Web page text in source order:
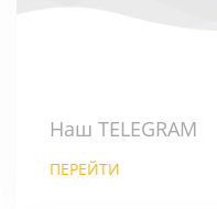
Наш TELEGRAM
ПЕРЕЙТИ